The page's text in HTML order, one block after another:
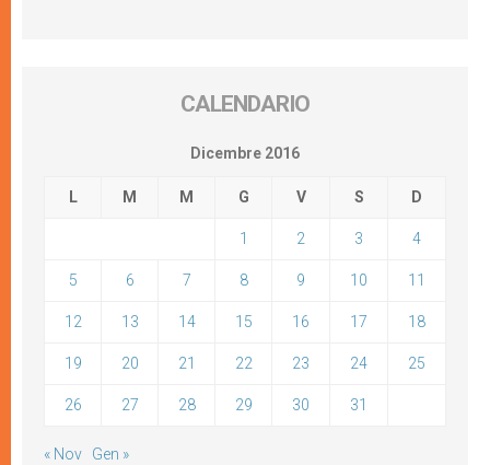
CALENDARIO
Dicembre 2016
L M M G V S D
1 2 3 4
5 6 7 8 9 10 11
12 13 14 15 16 17 18
19 20 21 22 23 24 25
26 27 28 29 30 31
« Nov Gen »